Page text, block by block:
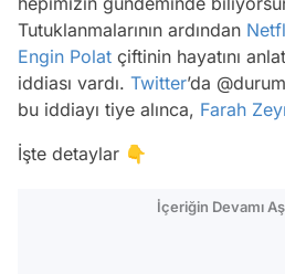
Tutuklanmalarının ardından
Engin Polat çiftinin hayatını
iddiası vardı. Twitter’da
bu iddiayı tiye alınca, Farah
İşte detaylar 👇
İçeriğin Devamı